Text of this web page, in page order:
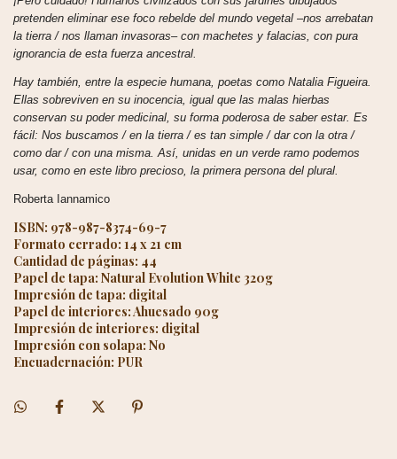
pretenden eliminar ese foco rebelde del mundo vegetal –nos arrebatan
la tierra / nos llaman invasoras– con machetes y falacias, con pura
ignorancia de esta fuerza ancestral.
Hay también, entre la especie humana, poetas como Natalia Figueira.
Ellas sobreviven en su inocencia, igual que las malas hierbas
conservan su poder medicinal, su forma poderosa de saber estar. Es
fácil: Nos buscamos / en la tierra / es tan simple / dar con la otra /
como dar / con una misma. Así, unidas en un verde ramo podemos
usar, como en este libro precioso, la primera persona del plural.
Roberta Iannamico
ISBN: 978-987-8374-69-7
Formato cerrado: 14 x 21 cm
Cantidad de páginas: 44
Papel de tapa: Natural EvolutionWhite 320g
Impresión de tapa: digital
Papel de interiores: Ahuesado 90g
Impresión de interiores: digital
Impresión con solapa: No
Encuadernación: PUR